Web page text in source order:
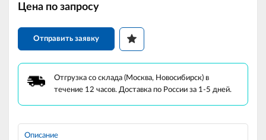
Цена по запросу
Отправить заявку
Отгрузка со склада (Москва, Новосибирск) в
течение 12 часов. Доставка по России за 1-5 дней.
Описание